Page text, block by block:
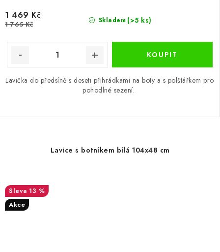
Skladem (>5 ks)
1 469 Kč
1 765 Kč
Lavička do předsíně s deseti přihrádkami na boty a s polštářkem pro
pohodlné sezení.
Lavice s botníkem bílá 104x48 cm
13 %
Akce